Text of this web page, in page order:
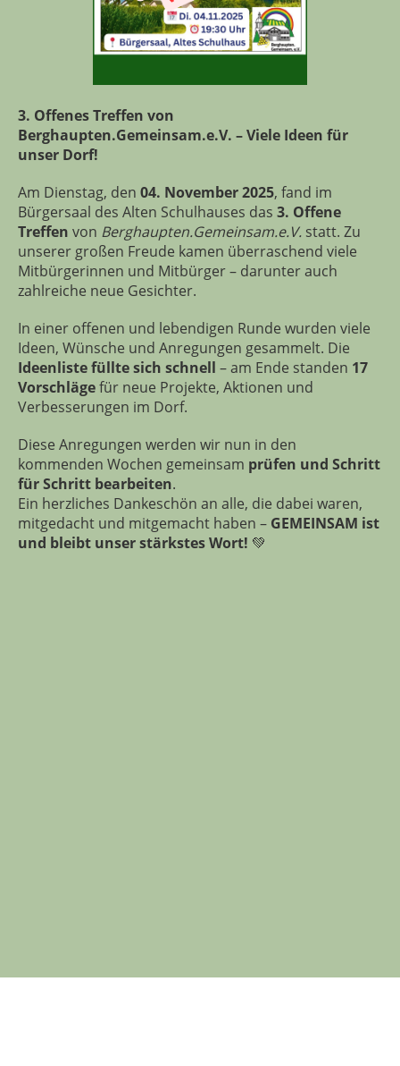
3. Offenes Treffen von
Berghaupten.Gemeinsam.e.V. – Viele Ideen für
unser Dorf!
Am Dienstag, den 04. November 2025, fand im
Bürgersaal des Alten Schulhauses das 3. Offene
Treffen von Berghaupten.Gemeinsam.e.V. statt. Zu
unserer großen Freude kamen überraschend viele
Mitbürgerinnen und Mitbürger – darunter auch
zahlreiche neue Gesichter.
In einer offenen und lebendigen Runde wurden viele
Ideen, Wünsche und Anregungen gesammelt. Die
Ideenliste füllte sich schnell – am Ende standen 17
Vorschlägefür neue Projekte, Aktionen und
Verbesserungen im Dorf.
Diese Anregungen werden wir nun in den
kommenden Wochen gemeinsam prüfen und Schritt
für Schritt bearbeiten.
Ein herzliches Dankeschön an alle, die dabei waren,
mitgedacht und mitgemacht haben – GEMEINSAM ist
und bleibt unser stärkstes Wort! 💚